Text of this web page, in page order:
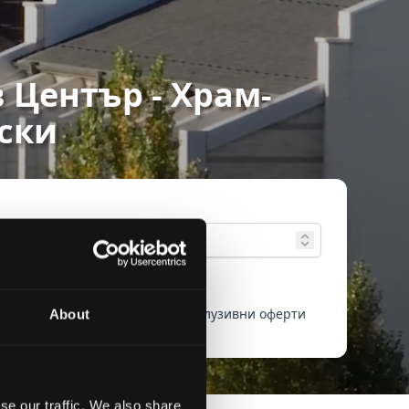
About
our traffic. We also share
Център - Храм-
Само екслузивни оферти